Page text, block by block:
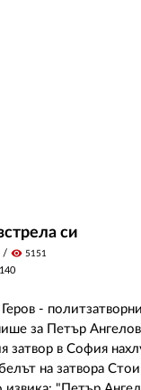
си
visibility 5151
-
за Петър
затвор в София
на затвора